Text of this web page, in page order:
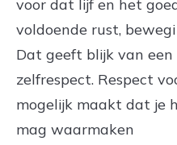
voor dat lijf en het
voldoende rust,
Dat geeft blijk van
zelfrespect. Respect
mogelijk maakt dat je
mag waarmaken